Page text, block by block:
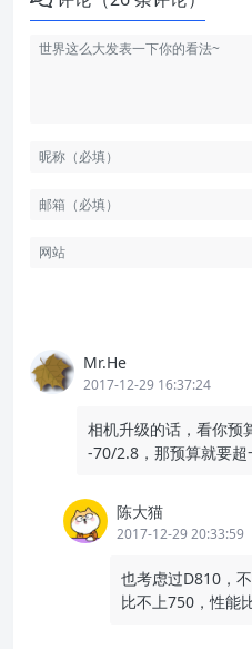
Mr.He
2017-12-29 16:37:24
相机升级的话，看你预
-70/2.8，那预算就要超
陈大猫
2017-12-29 20:33:59
也考虑过D810，
比不上750，性能